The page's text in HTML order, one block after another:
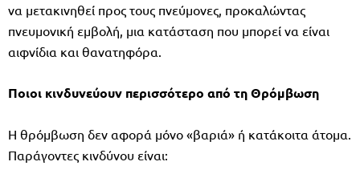
να μετακινηθεί προς τους πνεύμονες, προκαλώντας
πνευμονική εμβολή, μια κατάσταση που μπορεί να είναι
αιφνίδια και θανατηφόρα.
Ποιοι κινδυνεύουν περισσότερο από τη Θρόμβωση
Η θρόμβωση δεν αφορά μόνο «βαριά» ή κατάκοιτα άτομα.
Παράγοντες κινδύνου είναι: